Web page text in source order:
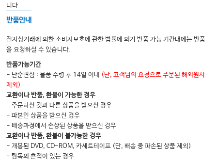
CHAPTER 14
게놈 의학의 전사체학 Tranx_x_x_scriptomics in genomic medicine
CHAPTER 15
발생 유전학과 선천성 기형 Developmental genetics and birth defects
CHAPTER 16
약물유전학 및 약물유전체학 Pharmacogentics and genomics
CHAPTER 17
니다.
반품안내
전자상거래에 의한 소비자보호에 관한 법률에 의거 반품 가능 기간내에는 반품
을 요청하실 수 있습니다.
반품가능기간
- 단순변심 : 물품 수령 후 14일 이내 (단, 고객님의 요청으로 주문된 해외원서
제외)
교환이나 반품, 환불이 가능한 경우
- 주문하신 것과 다른 상품을 받으신 경우
- 파본인 상품을 받으신 경우
- 배송과정에서 손상된 상품을 받으신 경우
교환이나 반품, 환불이 불가능한 경우
- 개봉된 DVD, CD-ROM, 카세트테이프 (단, 배송 중 파손된 상품 제외)
- 탐독의 흔적이 있는 경우